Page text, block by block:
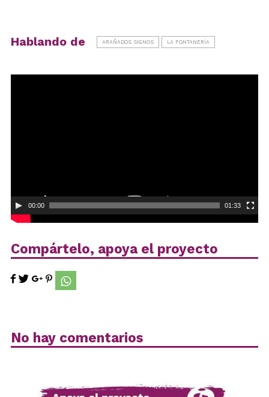
Hablando de ARAÑADOS SIGNOS LA FONTANERÍA
00:00 01:33
Compártelo, apoya el proyecto
No hay comentarios